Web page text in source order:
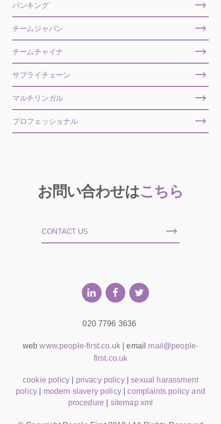
バンキング
チームジャパン
チームチャイナ
サプライチェーン
マルチリンガル
プロフェッショナル
お問い合わせはこちら
CONTACT US
020 7796 3636
webwww.people-first.co.uk| email mail@people-
first.co.uk
cookie policy privacy policy|sexual harassment
policy
modern slavery policy|complaints policy and
procedure
sitemap xml